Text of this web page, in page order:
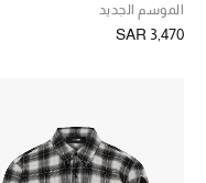
الموسم الجديد
SAR 3,470